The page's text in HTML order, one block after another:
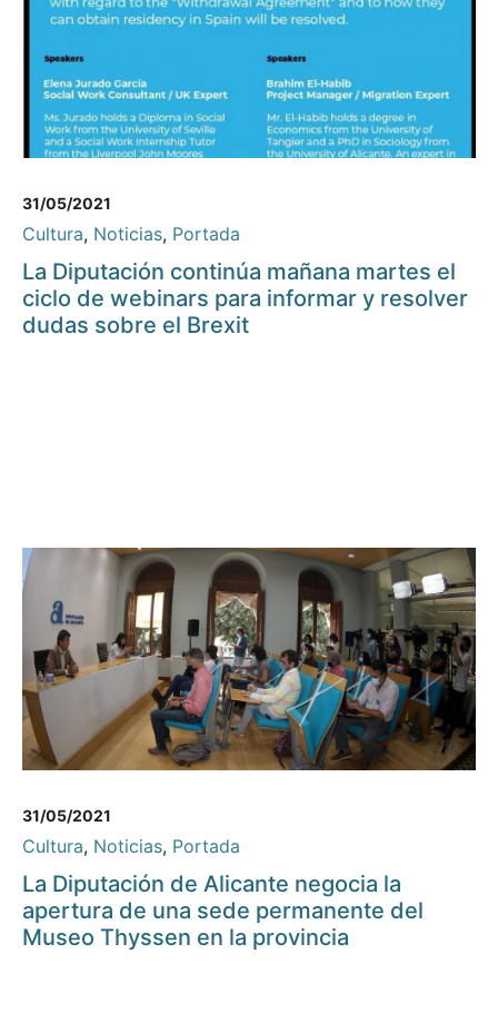
31/05/2021
Cultura, Noticias, Portada
La Diputación continúa mañana martes el
ciclo de webinars para informar y resolver
dudas sobre el Brexit
31/05/2021
Cultura, Noticias, Portada
La Diputación de Alicante negocia la
apertura de una sede permanente del
Museo Thyssen en la provincia